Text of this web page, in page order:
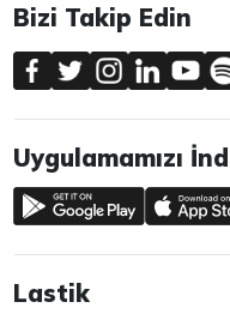
Bizi Takip Edin
Uygulamamızı
Lastik